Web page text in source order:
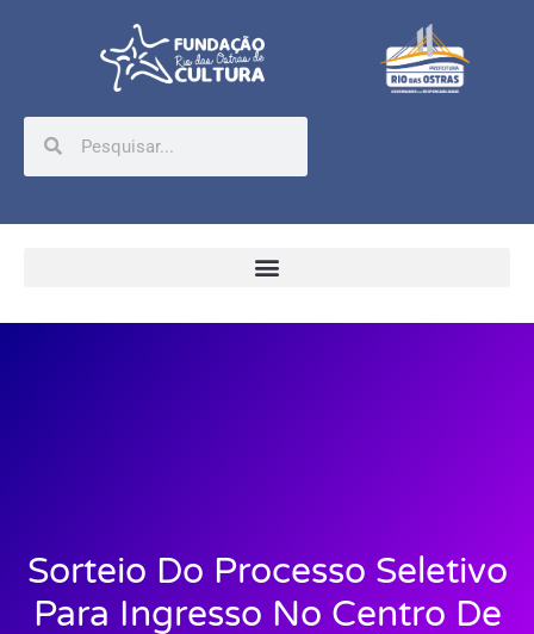
Sorteio Do Processo Seletivo
Para Ingresso No Centro De